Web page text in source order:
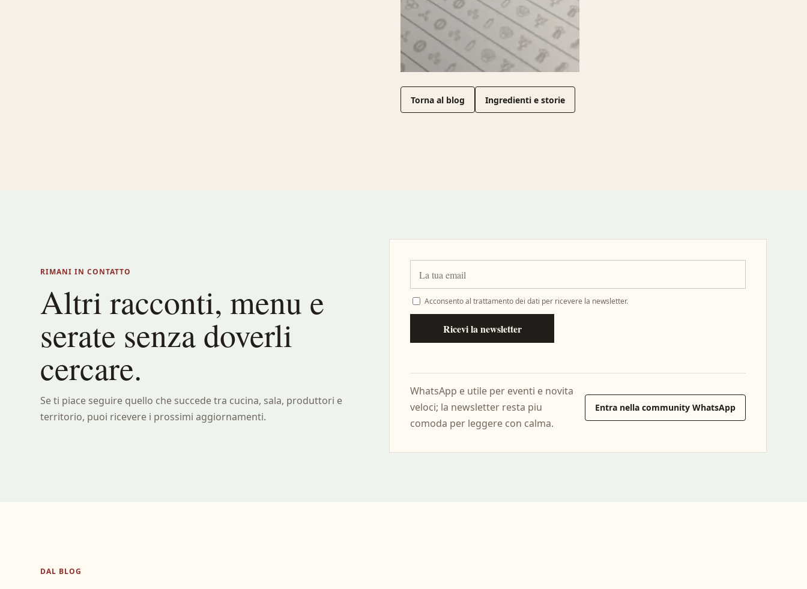
Torna al blog Ingredienti e storie
RIMANI IN CONTATTO
Altri racconti, menu e
serate senza doverli
cercare.
Se ti piace seguire quello che succede tra cucina, sala, produttori e
territorio, puoi ricevere i prossimi aggiornamenti.
Acconsento al trattamento dei dati per ricevere la newsletter.
Ricevi la newsletter
WhatsApp e utile per eventi e novita
veloci; la newsletter resta piu
comoda per leggere con calma.
Entra nella community WhatsApp
DAL BLOG